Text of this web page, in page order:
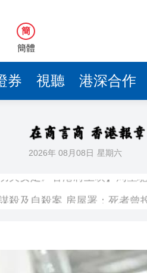
簡
簡體
券 視聽 港深合作
2026年 08月08日 星期六
少年體育舞蹈交流活動」圓